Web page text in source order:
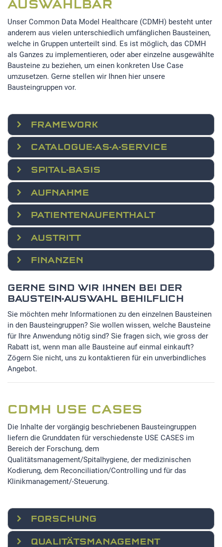
AUSWÄHLBAR
Unser Common Data Model Healthcare (CDMH) besteht unter
anderem aus vielen unterschiedlich umfänglichen Bausteinen,
welche in Gruppen unterteilt sind. Es ist möglich, das CDMH
als Ganzes zu implementieren, oder aber einzelne ausgewählte
Bausteine zu beziehen, um einen konkreten Use Case
umzusetzen. Gerne stellen wir Ihnen hier unsere
Bausteingruppen vor.
FRAMEWORK
CATALOGUE-AS-A-SERVICE
SPITAL-BASIS
AUFNAHME
PATIENTENAUFENTHALT
AUSTRITT
FINANZEN
GERNE SIND WIR IHNEN BEI DER
BAUSTEIN-AUSWAHL BEHILFLICH
Sie möchten mehr Informationen zu den einzelnen Bausteinen
in den Bausteingruppen? Sie wollen wissen, welche Bausteine
für Ihre Anwendung nötig sind? Sie fragen sich, wie gross der
Rabatt ist, wenn man alle Bausteine auf einmal einkauft?
Zögern Sie nicht, uns zu kontaktieren für ein unverbindliches
Angebot.
CDMH USE CASES
Die Inhalte der vorgängig beschriebenen Bausteingruppen
liefern die Grunddaten für verschiedenste USE CASES im
Bereich der Forschung, dem
Qualitätsmanagement/Spitalhygiene, der medizinischen
Kodierung, dem Reconciliation/Controlling und für das
Klinikmanagement/-Steuerung.
FORSCHUNG
QUALITÄTSMANAGEMENT